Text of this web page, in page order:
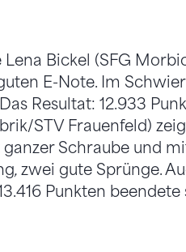
Bickel (SFG
E-Note. Im
Resultat: 12.933
STV Frauenfeld)
Schraube und
, zwei gute Sprünge.
Punkten